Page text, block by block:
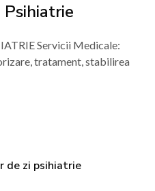
Psihiatrie
Servicii Medicale:
tratament, stabilirea
de zi psihiatrie